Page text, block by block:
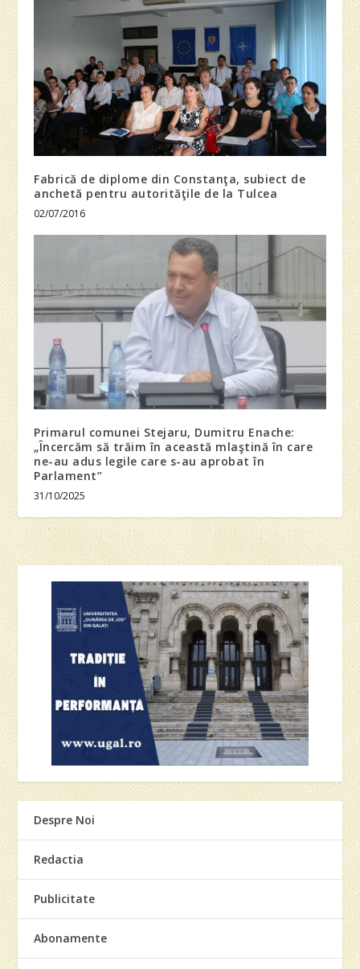
Fabrică de diplome din Constanţa, subiect de
anchetă pentru autorităţile de la Tulcea
02/07/2016
Primarul comunei Stejaru, Dumitru Enache:
„Încercăm să trăim în această mlaştină în care
ne-au adus legile care s-au aprobat în
Parlament”
31/10/2025
Despre Noi
Redactia
Publicitate
Abonamente